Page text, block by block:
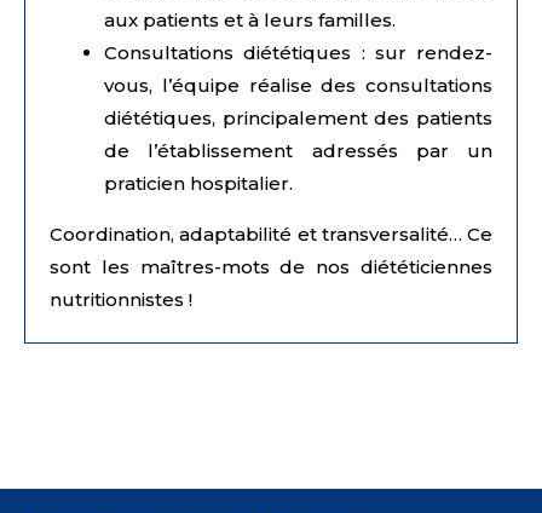
aux patients et à leurs familles.
Consultations diététiques : sur rendez-
vous, l’équipe réalise des consultations
diététiques, principalement des patients
de l’établissement adressés par un
praticien hospitalier.
Coordination, adaptabilité et transversalité… Ce
sont les maîtres-mots de nos diététiciennes
nutritionnistes !